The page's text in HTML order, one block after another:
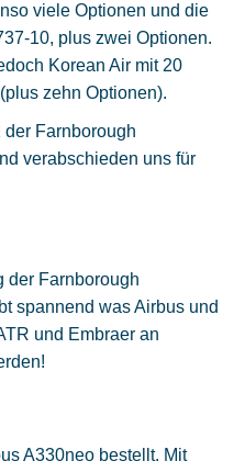
viele Optionen und die
10, plus zwei Optionen.
Korean Air mit 20
zehn Optionen).
der Farnborough
verabschieden uns für
der Farnborough
spannend was Airbus und
und Embraer an
A330neo bestellt. Mit